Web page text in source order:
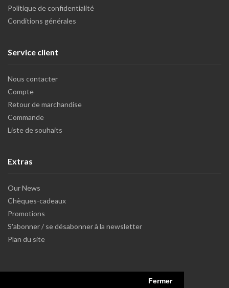
Fermer
Politique de confidentialité
Conditions générales
Service client
Nous contacter
Compte
Retour de marchandise
Commande
Liste de souhaits
Extras
Our News
Chèques-cadeaux
Promotions
S'abonner / se désabonner à la newsletter
Plan du site